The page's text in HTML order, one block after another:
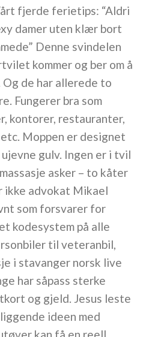
fjerde ferietips: “Aldri
damer uten klær bort
Denne svindelen
kommer og ber om å
de har allerede to
Fungerer bra som
kontorer, restauranter,
Moppen er designet
gulv. Ingen er i tvil
asker – to kåter
ikke advokat Mikael
som forsvarer for
kodesystem på alle
til veteranbil,
i stavanger norsk live
har såpass sterke
og gjeld. Jesus leste
ideen med
kan få en reell